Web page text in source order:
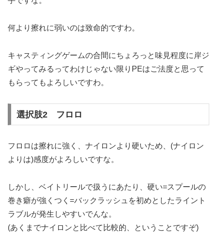
何より擦れに弱いのは致命的ですわ。
キャスティングゲームの合間にちょろっと味見程度に岸ジ
ギやってみるってわけじゃない限りPEはご法度と思って
もらってもよろしいですわ。
選択肢2 フロロ
フロロは擦れに強く、ナイロンより硬いため、(ナイロン
よりは)感度がよろしいですな。
しかし、ベイトリールで扱うにあたり、硬い=スプールの
巻き癖が強くつく=バックラッシュを初めとしたライント
ラブルが発生しやすいでんな。
(あくまでナイロンと比べて比較的、ということですぞ)